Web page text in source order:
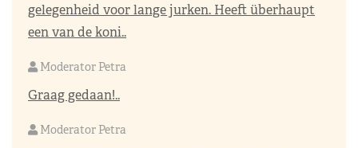
gelegenheid voor lange jurken. Heeft überhaupt
een van de koni..
Moderator Petra
Graag gedaan!..
Moderator Petra